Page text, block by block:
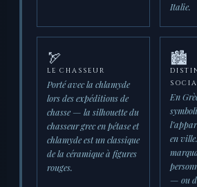
Italie.
🏹
LE CHASSEUR
Porté avec la chlamyde
lors des expéditions de
chasse — la silhouette du
chasseur grec en pétase et
chlamyde est un classique
de la céramique à figures
rouges.
🏙️
En
en
— ou